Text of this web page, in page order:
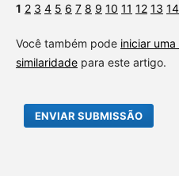
1 2 3 4 5 6 7 8 9 10 11 12 13 14
Você também pode iniciar
similaridadepara este artigo.
ENVIAR SUBMISSÃO